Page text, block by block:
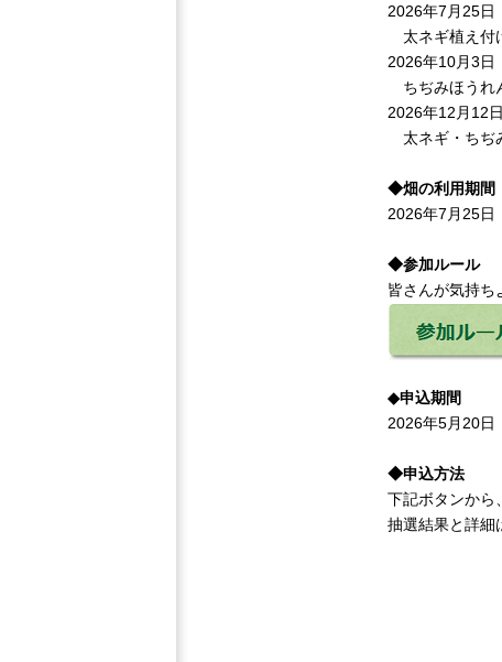
2026年7月25日
太ネギ植え付
2026年10月3日
ちぢみほうれ
2026年12月12
太ネギ・ちぢ
◆畑の利用期間
2026年7月25日
◆参加ルール
皆さんが気持ち
◆申込期間
2026年5月20日
◆申込方法
下記ボタンから
抽選結果と詳細